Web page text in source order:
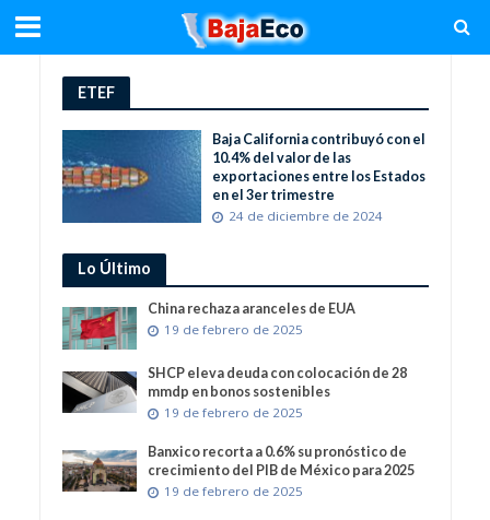
ETEF
Baja California contribuyó con el
10.4% del valor de las
exportaciones entre los Estados
en el 3er trimestre
24 de diciembre de 2024
Lo Último
China rechaza aranceles de EUA
19 de febrero de 2025
SHCP eleva deuda con colocación de 28
mmdp en bonos sostenibles
19 de febrero de 2025
Banxico recorta a 0.6% su pronóstico de
crecimiento del PIB de México para 2025
19 de febrero de 2025